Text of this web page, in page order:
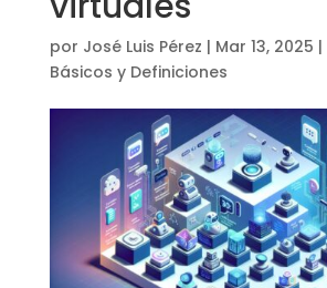
por José Luis Pérez | Mar 13, 2025 |
Básicos y Definiciones